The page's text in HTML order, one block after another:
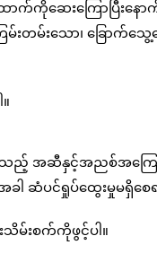
ထောက်ကိုဆေးကြောပြီး
းတမ်းသော၊ ခြောက်သွ
ည့် အဆီနှင့်အညစ်အကြေး
ါ ဆံပင်ရှုပ်ထွေးမှုမရှိစေ
သိမ်းစက်ကိုဖွင့်ပါ။